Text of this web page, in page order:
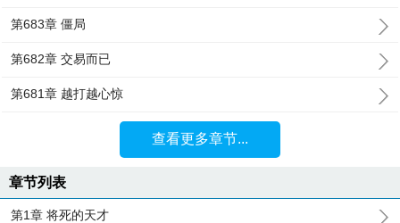
第683章 僵局
第682章 交易而已
第681章 越打越心惊
查看更多章节...
章节列表
第1章 将死的天才